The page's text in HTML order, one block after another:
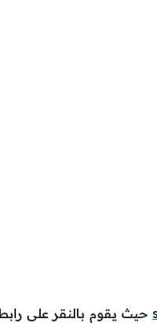
حيث يقوم بالنقر على